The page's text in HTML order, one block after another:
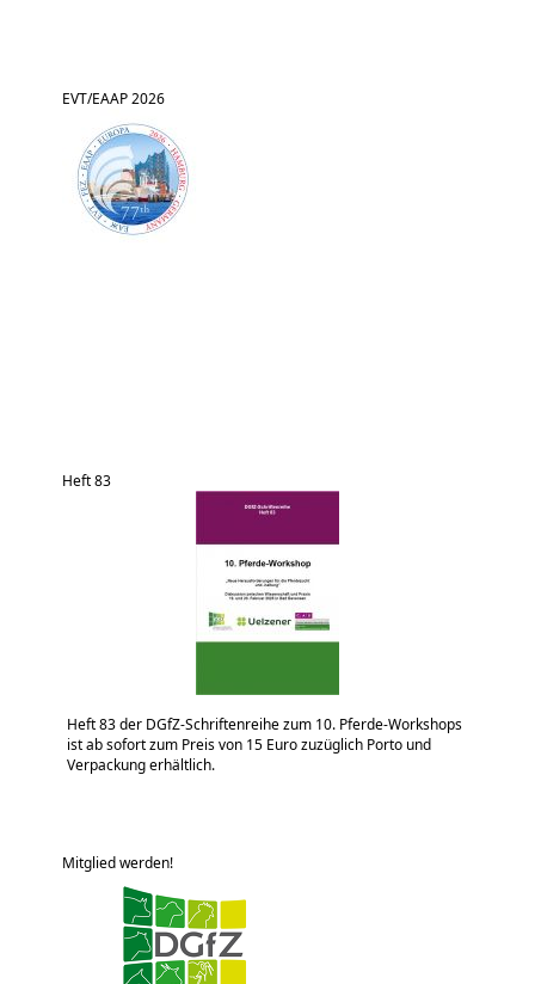
EVT/EAAP 2026
Heft 83
Heft 83 der DGfZ-Schriftenreihe zum 10. Pferde-Workshops
ist ab sofort zum Preis von 15 Euro zuzüglich Porto und
Verpackung erhältlich.
Mitglied werden!